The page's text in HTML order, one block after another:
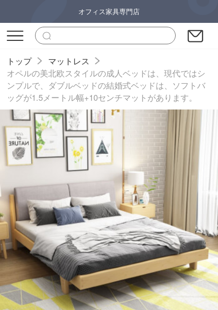
オフィス家具専門店
トップ
マットレス
オペルの美北欧スタイルの成人ベッドは、現代ではシ
ンプルで、ダブルベッドの結婚式ベッドは、ソフトバ
ッグが1.5メートル幅+10センチマットがあります。